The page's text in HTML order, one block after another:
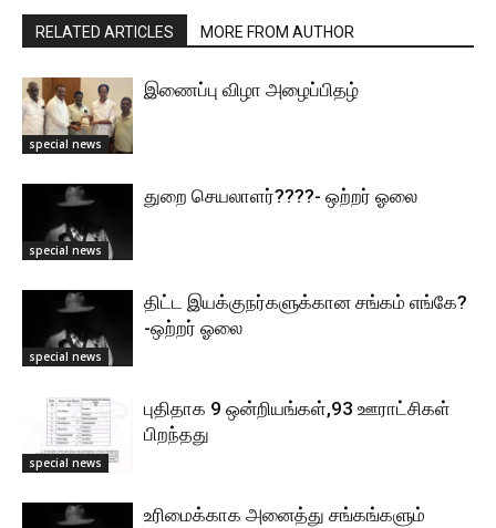
RELATED ARTICLES MORE FROM AUTHOR
special news
இணைப்பு விழா அழைப்பிதழ்
special news
துறை செயலாளர்????- ஒற்றர் ஓலை
special news
திட்ட இயக்குநர்களுக்கான சங்கம் எங்கே?
-ஒற்றர் ஓலை
special news
புதிதாக 9 ஒன்றியங்கள்,93 ஊராட்சிகள்
பிறந்தது
உரிமைக்காக அனைத்து சங்கங்களும்